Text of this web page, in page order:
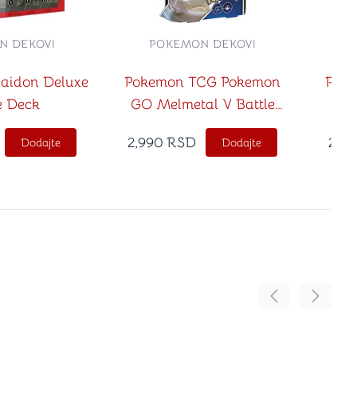
Deluxe
Deck
DEKOVI
Dodajte
Pokemon TCG Pokemon
GO Melmetal V Battle
Deck
POKEMON DEKOVI
2,990 RSD Dodajte
Pomeranje